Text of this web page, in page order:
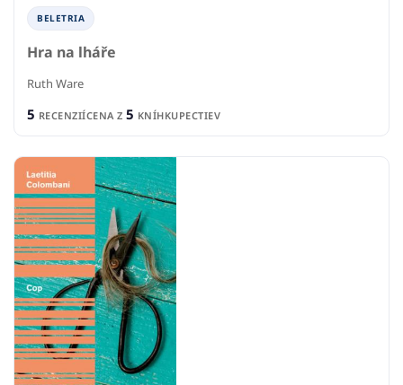
BELETRIA
Hra na lháře
Ruth Ware
5 RECENZIÍCENA Z 5 KNÍHKUPECTIEV